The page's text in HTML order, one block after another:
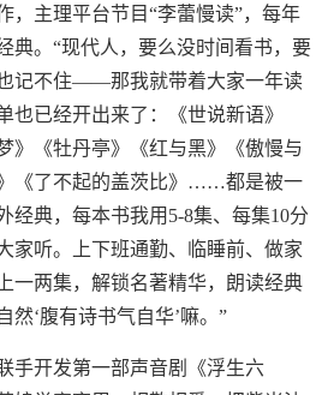
，主理平台节目“李蕾慢读”，每年
典。“现代人，要么没时间看书，要
记不住——那我就带着大家一年读
已经开出来了：《世说新语》
》《牡丹亭》《红与黑》《傲慢与
《了不起的盖茨比》……都是被一
经典，每本书我用5-8集、每集10分
家听。上下班通勤、临睡前、做家
一两集，解锁名著精华，朗读经典
‘腹有诗书气自华’嘛。”
手开发第一部声音剧《浮生六